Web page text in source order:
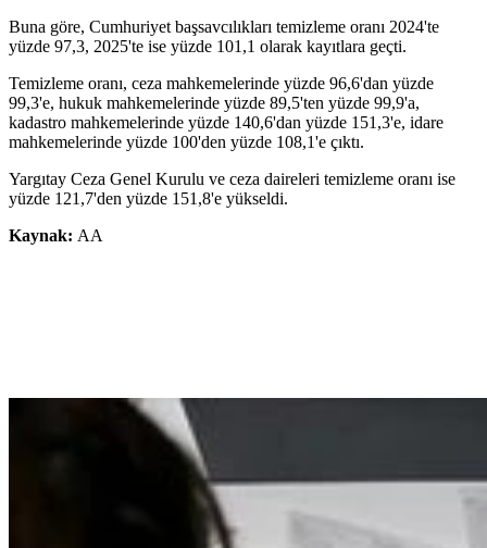
Buna göre, Cumhuriyet başsavcılıkları temizleme oranı 2024'te
yüzde 97,3, 2025'te ise yüzde 101,1 olarak kayıtlara geçti.
Temizleme oranı, ceza mahkemelerinde yüzde 96,6'dan yüzde
99,3'e, hukuk mahkemelerinde yüzde 89,5'ten yüzde 99,9'a,
kadastro mahkemelerinde yüzde 140,6'dan yüzde 151,3'e, idare
mahkemelerinde yüzde 100'den yüzde 108,1'e çıktı.
Yargıtay Ceza Genel Kurulu ve ceza daireleri temizleme oranı ise
yüzde 121,7'den yüzde 151,8'e yükseldi.
Kaynak: AA